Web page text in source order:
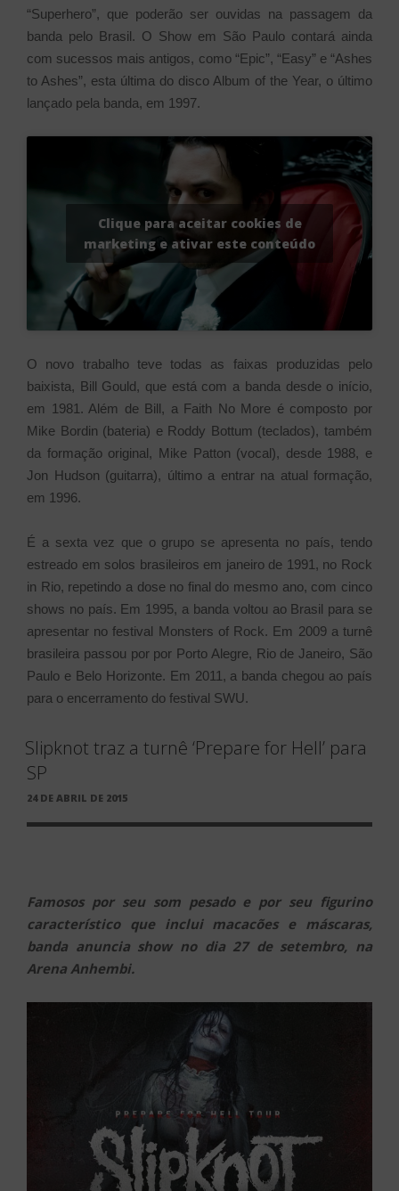
“Superhero”, que poderão ser ouvidas na passagem da
banda pelo Brasil. O Show em São Paulo contará ainda
com sucessos mais antigos, como “Epic”, “Easy” e “Ashes
to Ashes”, esta última do disco Album of the Year, o último
lançado pela banda, em 1997.
Clique para aceitar cookies de
marketing e ativar este conteúdo
O novo trabalho teve todas as faixas produzidas pelo
baixista, Bill Gould, que está com a banda desde o início,
em 1981. Além de Bill, a Faith No More é composto por
Mike Bordin (bateria) e Roddy Bottum (teclados), também
da formação original, Mike Patton (vocal), desde 1988, e
Jon Hudson (guitarra), último a entrar na atual formação,
em 1996.
É a sexta vez que o grupo se apresenta no país, tendo
estreado em solos brasileiros em janeiro de 1991, no Rock
in Rio, repetindo a dose no final do mesmo ano, com cinco
shows no país. Em 1995, a banda voltou ao Brasil para se
apresentar no festival Monsters of Rock. Em 2009 a turnê
brasileira passou por por Porto Alegre, Rio de Janeiro, São
Paulo e Belo Horizonte. Em 2011, a banda chegou ao país
para o encerramento do festival SWU.
Slipknot traz a turnê ‘Prepare for Hell’ para
SP
PUBLICADO
24 DE ABRIL DE 2015
Famosos por seu som pesado e por seu figurino
característico que inclui macacões e máscaras,
banda anuncia show no dia 27 de setembro, na
Arena Anhembi.